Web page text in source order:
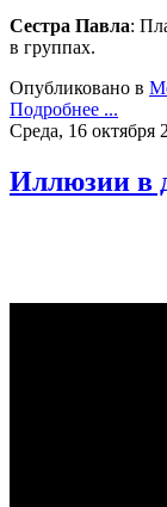
Сестра Павла:
в группах.
Опубликовано в
Подробнее ...
Среда, 16 октября
Иллюзии в